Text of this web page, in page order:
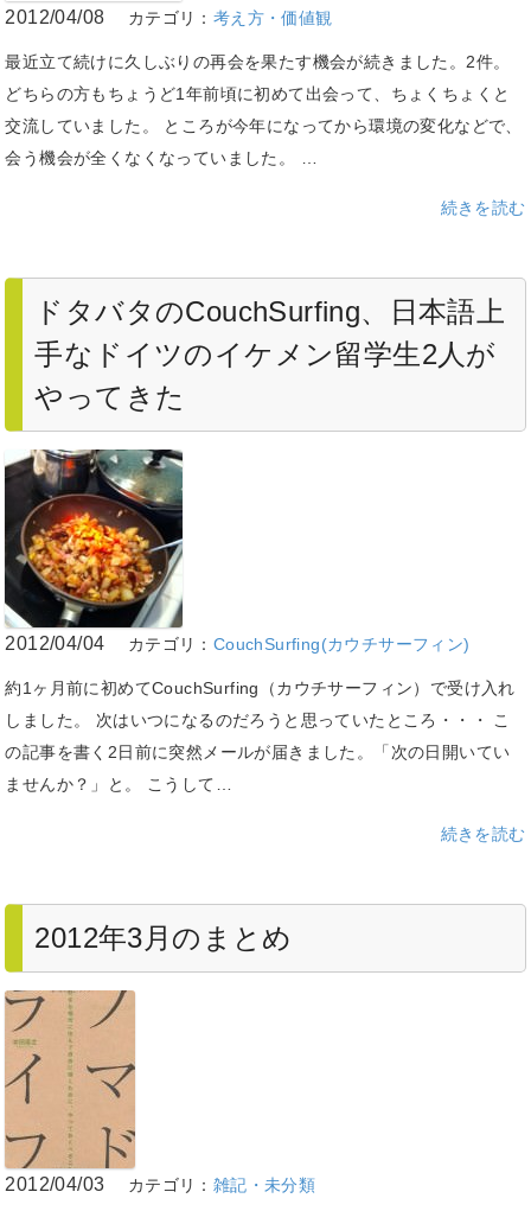
2012/04/08 カテゴリ： 考え方・価値観
最近立て続けに久しぶりの再会を果たす機会が続きました。2件。
どちらの方もちょうど1年前頃に初めて出会って、ちょくちょくと
交流していました。 ところが今年になってから環境の変化などで、
会う機会が全くなくなっていました。 …
続きを読む
ドタバタのCouchSurfing、日本語上
手なドイツのイケメン留学生2人が
やってきた
2012/04/04 カテゴリ： CouchSurfing(カウチサーフィン)
約1ヶ月前に初めてCouchSurfing（カウチサーフィン）で受け入れ
しました。 次はいつになるのだろうと思っていたところ・・・ こ
の記事を書く2日前に突然メールが届きました。「次の日開いてい
ませんか？」と。 こうして…
続きを読む
2012年3月のまとめ
2012/04/03 カテゴリ： 雑記・未分類